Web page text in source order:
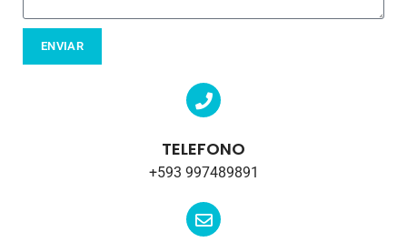
ENVIAR
TELEFONO
+593 997489891